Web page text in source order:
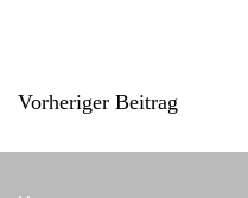
Vorheriger Beitrag